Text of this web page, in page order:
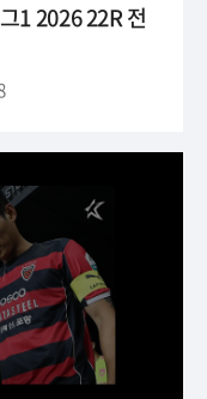
1 2026 22R 전